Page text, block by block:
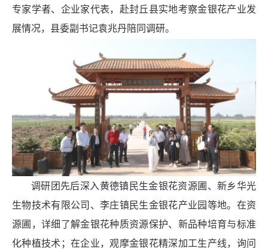
专家学者、企业家代表，赴封丘县实地考察金银花产业发
展情况，县委副书记袁兆丹陪同调研。
调研团先后深入黄德镇民生金银花资源圃、新乡华光
生物技术有限公司、李庄镇民生金银花产业园等地。在资
源圃，详细了解金银花种质资源保护、新品种培育与标准
化种植技术；在企业，观摩金银花精深加工生产线，询问